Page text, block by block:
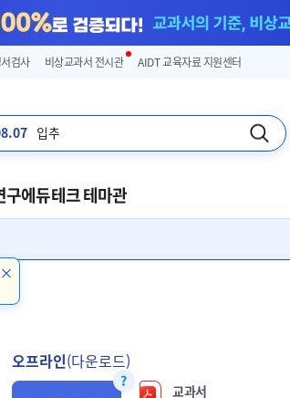
검사 비상교과서 전시관 AIDT 교육자료 지원센터
입추
구에듀테크 테마관
오프라인(다운로드)
교과서